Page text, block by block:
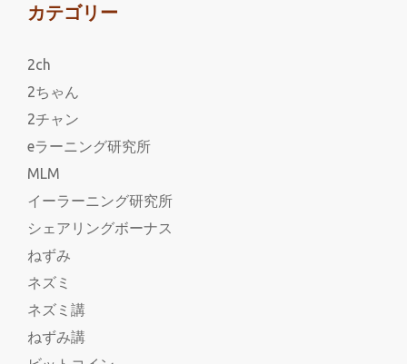
カテゴリー
2ch
2ちゃん
2チャン
eラーニング研究所
MLM
イーラーニング研究所
シェアリングボーナス
ねずみ
ネズミ
ネズミ講
ねずみ講